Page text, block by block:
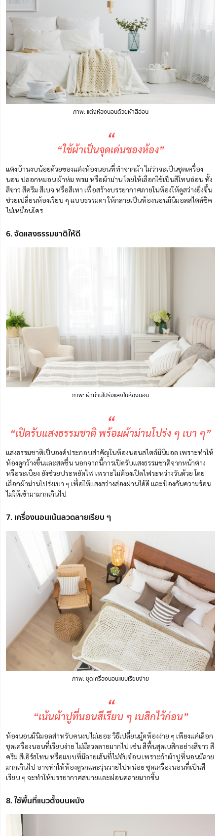
ภาพ: แต่งห้องนอนด้วยผ้าสีอ่อน
“
“ใช้ผ้าเป็นจุดเด่นของห้อง”
แต่งบ้านงบน้อยด้วยของแต่งห้องนอนที่ทำจากผ้า ไม่ว่าจะเป็นชุดเครื่อง
นอน ปลอกหมอน ผ้าห่ม พรม หรือผ้าม่าน โดยให้เลือกใช้เป็นสีโทนอ่อน ทั้ง
สีขาว สีครีม สีเบจ หรือสีเทา เพื่อสร้างบรรยากาศภายในห้องให้ดูสว่างยิ่งขึ้น
ช่วยเปลี่ยนห้องเรียบ ๆ แบบธรรมดา ให้กลายเป็นห้องนอนมินิมอลสไตล์ชิค
ไม่เหมือนใคร
6. จัดแสงธรรมชาติให้ดี
ภาพ: ผ้าม่านโปร่งแสงในห้องนอน
“
“เปิดรับแสงธรรมชาติ พร้อมผ้าม่านโปร่ง ๆ เบา ๆ”
แสงธรรมชาติเป็นองค์ประกอบสำคัญในห้องนอนสไตล์มินิมอล เพราะทำให้
ห้องดูกว้างขึ้นและสดชื่น นอกจากนี้การเปิดรับแสงธรรมชาติจากหน้าต่าง
หรือระเบียง ยังช่วยประหยัดไฟ เพราะไม่ต้องเปิดไฟระหว่างวันด้วย โดย
เลือกผ้าม่านโปร่งเบา ๆ เพื่อให้แสงสว่างส่องผ่านได้ดี และป้องกันความร้อน
ไม่ให้เข้ามามากเกินไป
7. เครื่องนอนเน้นลวดลายเรียบ ๆ
ภาพ: ชุดเครื่องนอนแบบเรียบง่าย
“
“เน้นผ้าปูที่นอนสีเรียบ ๆ เบสิกไว้ก่อน”
ห้องนอนมินิมอลสำหรับคนงบไม่เยอะ วิธีเปลี่ยนมู้ดห้องง่าย ๆ เพียงแค่เลือก
ชุดเครื่องนอนที่เรียบง่าย ไม่มีลวดลายมากไป เช่น สีพื้นสุดเบสิกอย่างสีขาว สี
ครีม สีเอิร์ธโทน หรือแบบที่มีลายเส้นที่ไม่ซับซ้อน เพราะถ้าผ้าปูที่นอนมีลาย
มากเกินไป อาจทำให้ห้องดูรกและวุ่นวายไปหน่อย ชุดเครื่องนอนที่เป็นสี
เรียบ ๆ จะทำให้บรรยากาศสบายและผ่อนคลายมากขึ้น
8. ใช้พื้นที่แนวตั้งบนผนัง